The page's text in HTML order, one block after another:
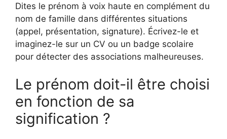
Dites le prénom à voix haute en complément du
nom de famille dans différentes situations
(appel, présentation, signature). Écrivez-le et
imaginez-le sur un CV ou un badge scolaire
pour détecter des associations malheureuses.
Le prénom doit-il être choisi
en fonction de sa
signification ?